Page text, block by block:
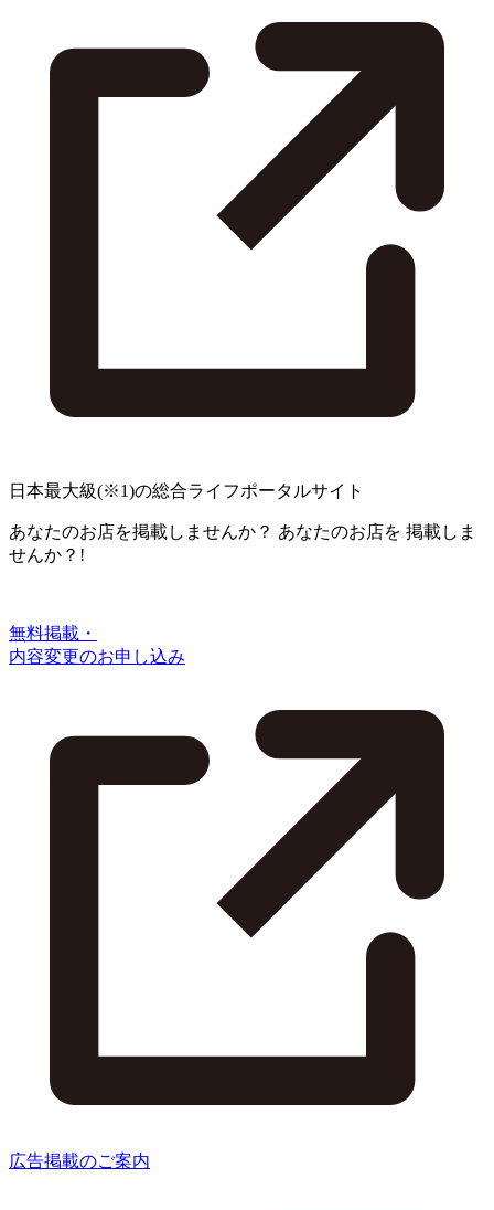
日本最大級(※1)の総合ライフポータルサイト
あなたのお店を掲載しませんか？ あなたのお店を 掲載しま
せんか？!
無料掲載・
内容変更のお申し込み
広告掲載のご案内